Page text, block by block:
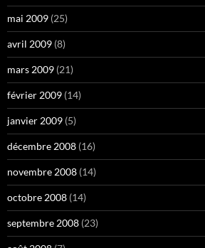
mai 2009 (25)
avril 2009 (8)
mars 2009 (21)
février 2009 (14)
janvier 2009 (5)
décembre 2008 (16)
novembre 2008 (14)
octobre 2008 (14)
septembre 2008 (23)